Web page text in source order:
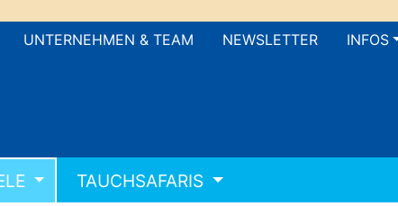
UNTERNEHMEN & TEAM NEWSLETTER INFOS
TAUCHSAFARIS